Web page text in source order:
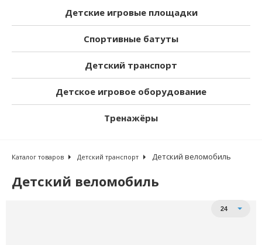
Детские игровые площадки
Спортивные батуты
Детский транспорт
Детское игровое оборудование
Тренажёры
Каталог товаров Детский транспорт Детский веломобиль
Детский веломобиль
24